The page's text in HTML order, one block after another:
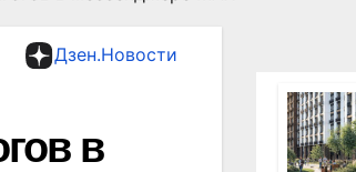
Дзен.Новости
в